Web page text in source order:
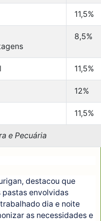
11,5%
8,5%
11,5%
12%
11,5%
e Pecuária
destacou que
envolvidas
dia e noite
as necessidades e